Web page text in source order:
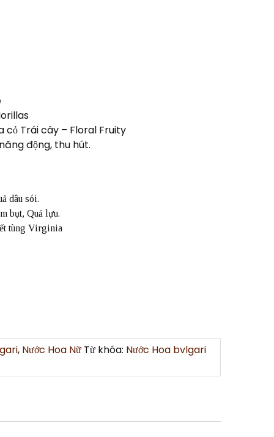
cỏ Trái cây – Floral Fruity
động, thu hút.
dâu sói.
bụt, Quả lựu.
tùng Virginia
, Nước Hoa Nữ Từ khóa: Nước Hoa bvlgari